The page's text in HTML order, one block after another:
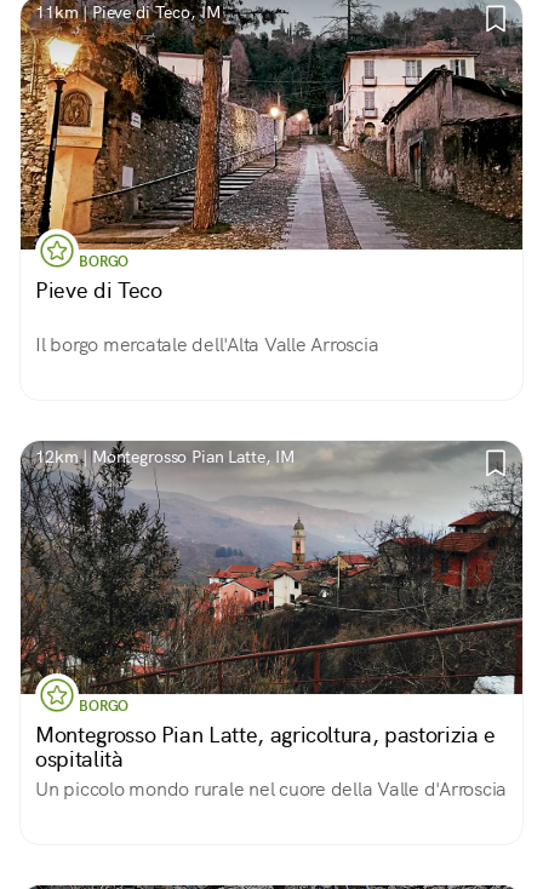
11km | Pieve di Teco, IM
BORGO
Pieve di Teco
Il borgo mercatale dell'Alta Valle Arroscia
12km | Montegrosso Pian Latte, IM
BORGO
Montegrosso Pian Latte, agricoltura, pastorizia e
ospitalità
Un piccolo mondo rurale nel cuore della Valle d'Arroscia